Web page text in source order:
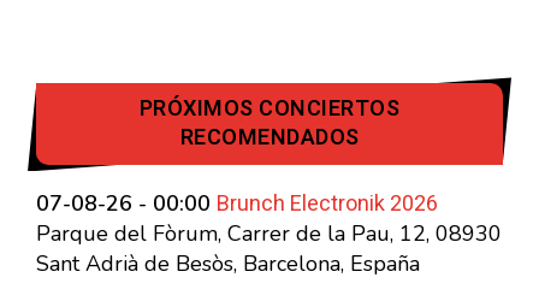
PRÓXIMOS CONCIERTOS
RECOMENDADOS
07-08-26 - 00:00 Brunch Electronik 2026
Parque del Fòrum, Carrer de la Pau, 12, 08930
Sant Adrià de Besòs, Barcelona, España